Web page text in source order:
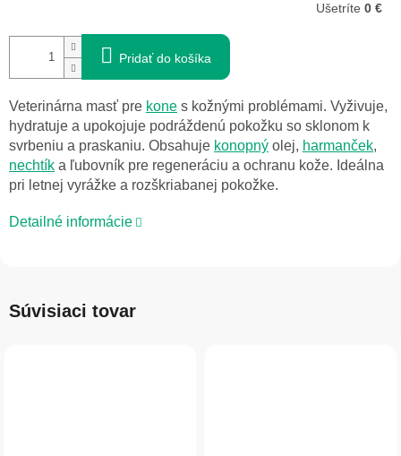
Ušetríte 0 €
Pridať do košíka
Veterinárna masť pre kone s kožnými problémami. Vyživuje,
hydratuje a upokojuje podráždenú pokožku so sklonom k
svrbeniu a praskaniu. Obsahuje konopný olej, harmanček,
nechtík a ľubovník pre regeneráciu a ochranu kože. Ideálna
pri letnej vyrážke a rozškriabanej pokožke.
Detailné informácie
Súvisiaci tovar